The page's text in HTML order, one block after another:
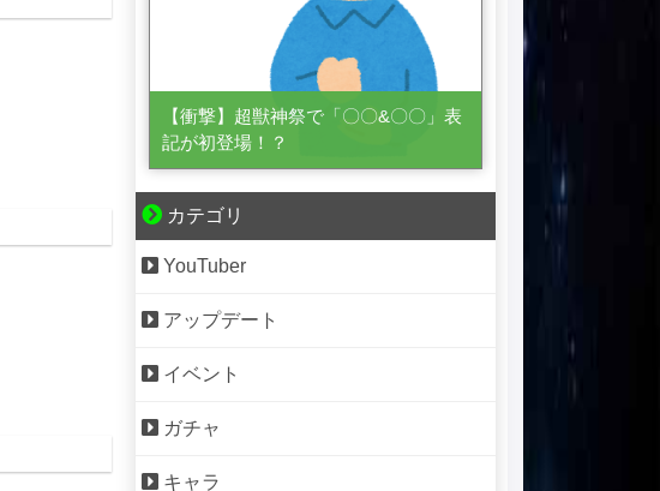
【衝撃】超獣神祭で「〇〇&〇〇」表
記が初登場！？
カテゴリ
YouTuber
アップデート
イベント
ガチャ
キャラ